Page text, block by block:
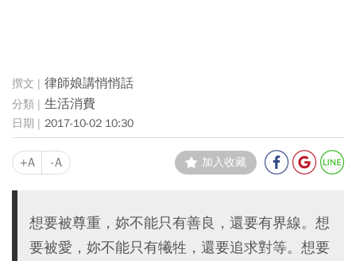
律師娘講悄悄話
生活消費
2017-10-02 10:30
+A -A 加入收藏
想要被尊重，妳不能只有善良，還要有界線。想
要被愛，妳不能只有犧牲，還要追求對等。想要